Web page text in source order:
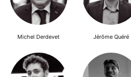
Michel Derdevet Jérôme Quéré